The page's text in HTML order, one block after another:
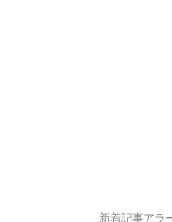
新着記事アラ